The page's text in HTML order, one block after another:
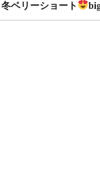
冬ベリーショート